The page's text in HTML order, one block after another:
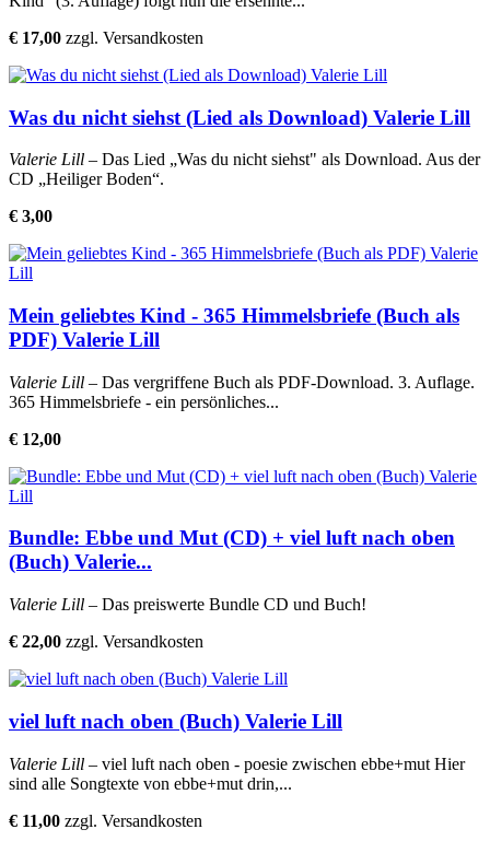
€ 17,00 zzgl. Versandkosten
Was du nicht siehst (Lied als Download) Valerie Lill
Valerie Lill – Das Lied „Was du nicht siehst" als Download. Aus der
CD „Heiliger Boden“.
€ 3,00
Mein geliebtes Kind - 365 Himmelsbriefe (Buch als
PDF) Valerie Lill
Valerie Lill – Das vergriffene Buch als PDF-Download. 3. Auflage.
365 Himmelsbriefe - ein persönliches...
€ 12,00
Bundle: Ebbe und Mut (CD) + viel luft nach oben
(Buch) Valerie...
Valerie Lill – Das preiswerte Bundle CD und Buch!
€ 22,00 zzgl. Versandkosten
viel luft nach oben (Buch) Valerie Lill
Valerie Lill – viel luft nach oben - poesie zwischen ebbe+mut Hier
sind alle Songtexte von ebbe+mut drin,...
€ 11,00 zzgl. Versandkosten